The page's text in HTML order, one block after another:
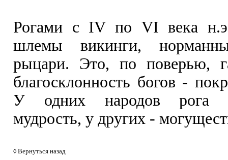
Рогами с IV по VI века
шлемы викинги,
рыцари. Это, по поверью,
благосклонность богов -
У одних народов рога
мудрость, у других -
◊ Вернуться назад